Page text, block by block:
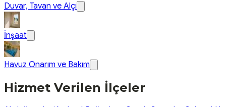
Duvar, Tavan ve Alçı
İnşaat
Havuz Onarım ve Bakım
Hizmet Verilen İlçeler